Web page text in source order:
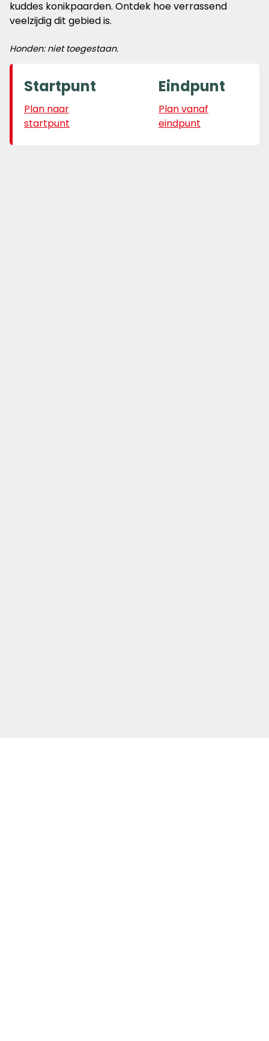
kuddes konikpaarden. Ontdek hoe verrassend
veelzijdig dit gebied is.
Honden: niet toegestaan.
Startpunt
Plan naar
startpunt
Eindpunt
Plan vanaf
eindpunt